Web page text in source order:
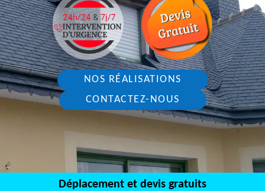
NOS RÉALISATIONS
CONTACTEZ-NOUS
Déplacement et devis gratuits